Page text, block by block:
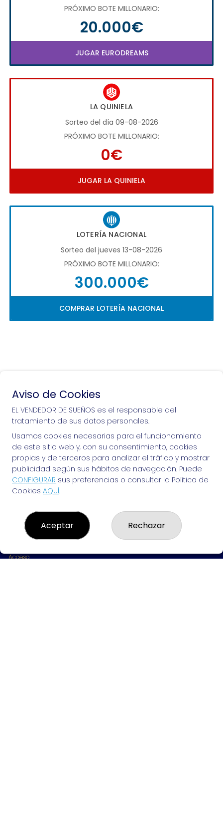
PRÓXIMO BOTE MILLONARIO:
20.000€
JUGAR EURODREAMS
LA QUINIELA
Sorteo del día 09-08-2026
PRÓXIMO BOTE MILLONARIO:
0€
JUGAR LA QUINIELA
LOTERÍA NACIONAL
Sorteo del jueves 13-08-2026
PRÓXIMO BOTE MILLONARIO:
300.000€
COMPRAR LOTERÍA NACIONAL
Si puedes soñarlo, puedes hacerlo, ¡mucha
suerte!
EL VENDEDOR DE SUEÑOS
¿Quiénes somos?
Resultados
Contacto
Empresas
Acceso
Aviso de Cookies
EL VENDEDOR DE SUEÑOS es el responsable del
tratamiento de sus datos personales.
Usamos cookies necesarias para el funcionamiento
de este sitio web y, con su consentimiento, cookies
propias y de terceros para analizar el tráfico y mostrar
publicidad según sus hábitos de navegación. Puede
CONFIGURAR sus preferencias o consultar la Política de
Cookies AQUÍ.
Aceptar Rechazar